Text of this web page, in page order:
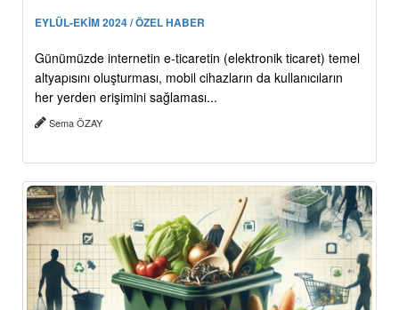
EYLÜL-EKİM 2024 / ÖZEL HABER
Günümüzde internetin e-ticaretin (elektronik ticaret) temel
altyapısını oluşturması, mobil cihazların da kullanıcıların
her yerden erişimini sağlaması...
Sema ÖZAY